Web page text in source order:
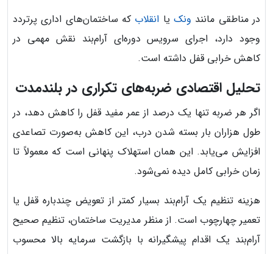
در مناطقی مانند ونکیا انقلاب که ساختمان‌های اداری پرتردد
وجود دارد، اجرای سرویس دوره‌ای آرام‌بند نقش مهمی در
کاهش خرابی قفل داشته است.
تحلیل اقتصادی ضربه‌های تکراری در بلندمدت
اگر هر ضربه تنها یک درصد از عمر مفید قفل را کاهش دهد، در
طول هزاران بار بسته شدن درب، این کاهش به‌صورت تصاعدی
افزایش می‌یابد. این همان استهلاک پنهانی است که معمولاً تا
زمان خرابی کامل دیده نمی‌شود.
هزینه تنظیم یک آرام‌بند بسیار کمتر از تعویض چندباره قفل یا
تعمیر چهارچوب است. از منظر مدیریت ساختمان، تنظیم صحیح
آرام‌بند یک اقدام پیشگیرانه با بازگشت سرمایه بالا محسوب